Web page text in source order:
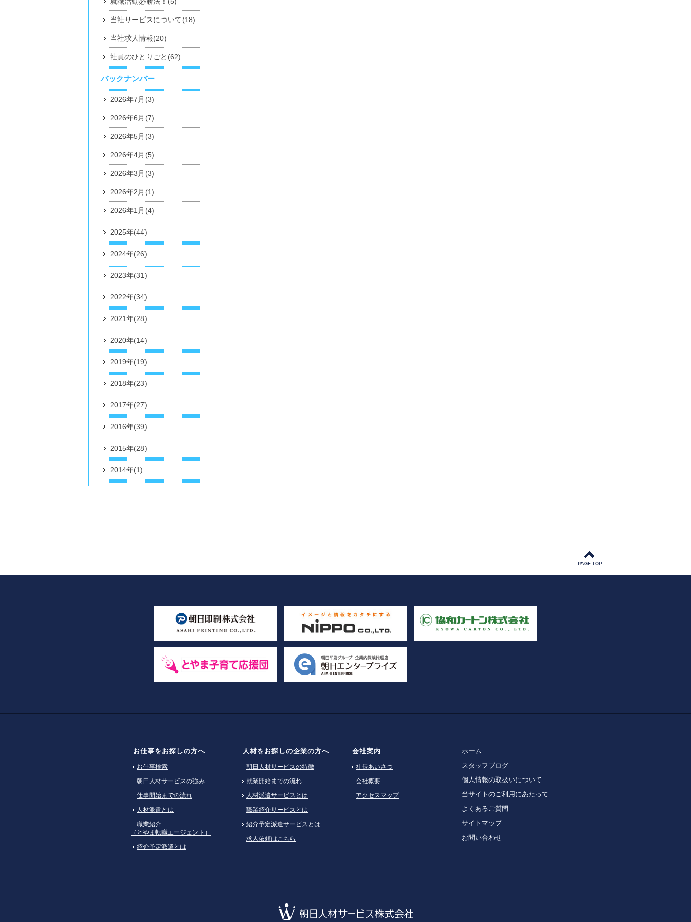
当社サービスについて(18)
当社求人情報(20)
社員のひとりごと(62)
バックナンバー
2026年7月(3)
2026年6月(7)
2026年5月(3)
2026年4月(5)
2026年3月(3)
2026年2月(1)
2026年1月(4)
2025年(44)
2024年(26)
2023年(31)
2022年(34)
2021年(28)
2020年(14)
2019年(19)
2018年(23)
2017年(27)
2016年(39)
2015年(28)
2014年(1)
PAGE TOP
お仕事をお探しの方へ
お仕事検索
朝日人材サービスの強み
仕事開始までの流れ
人材派遣とは
職業紹介
（とやま転職エージェント）
紹介予定派遣とは
人材をお探しの企業の方へ
朝日人材サービスの特徴
就業開始までの流れ
人材派遣サービスとは
職業紹介サービスとは
紹介予定派遣サービスとは
求人依頼はこちら
会社案内
社長あいさつ
会社概要
アクセスマップ
ホーム
スタッフブログ
個人情報の取扱いについて
当サイトのご利用にあたって
よくあるご質問
サイトマップ
お問い合わせ